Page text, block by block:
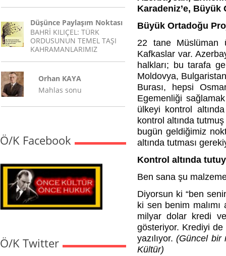
Düşünce Paylaşım Noktası
BAHRİ KILIÇEL: TÜRK
ORDUSUNUN TEMEL TAŞI
KAHRAMANLARIMIZ
Orhan KAYA
Mahlas sonu
Ö/K Facebook
Ö/K Twitter
Karadeniz’e, Büyük
Büyük Ortadoğu
22 tane Müslüman
Kafkaslar var.
halkları; bu tarafa
Moldovya,
Burası, hepsi
Egemenliği
ülkeyi kontrol
kontrol altında
bugün geldiğimiz
altında tutması
Kontrol altında
Ben sana şu
Diyorsun ki “ben
ki sen benim
milyar dolar kredi
gösteriyor. Krediyi
yazılıyor.(Güncel bir
Kültür)